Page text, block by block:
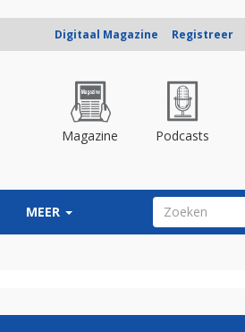
Digitaal Magazine Registreer
Magazine Podcasts
MEER ZOEKVELD